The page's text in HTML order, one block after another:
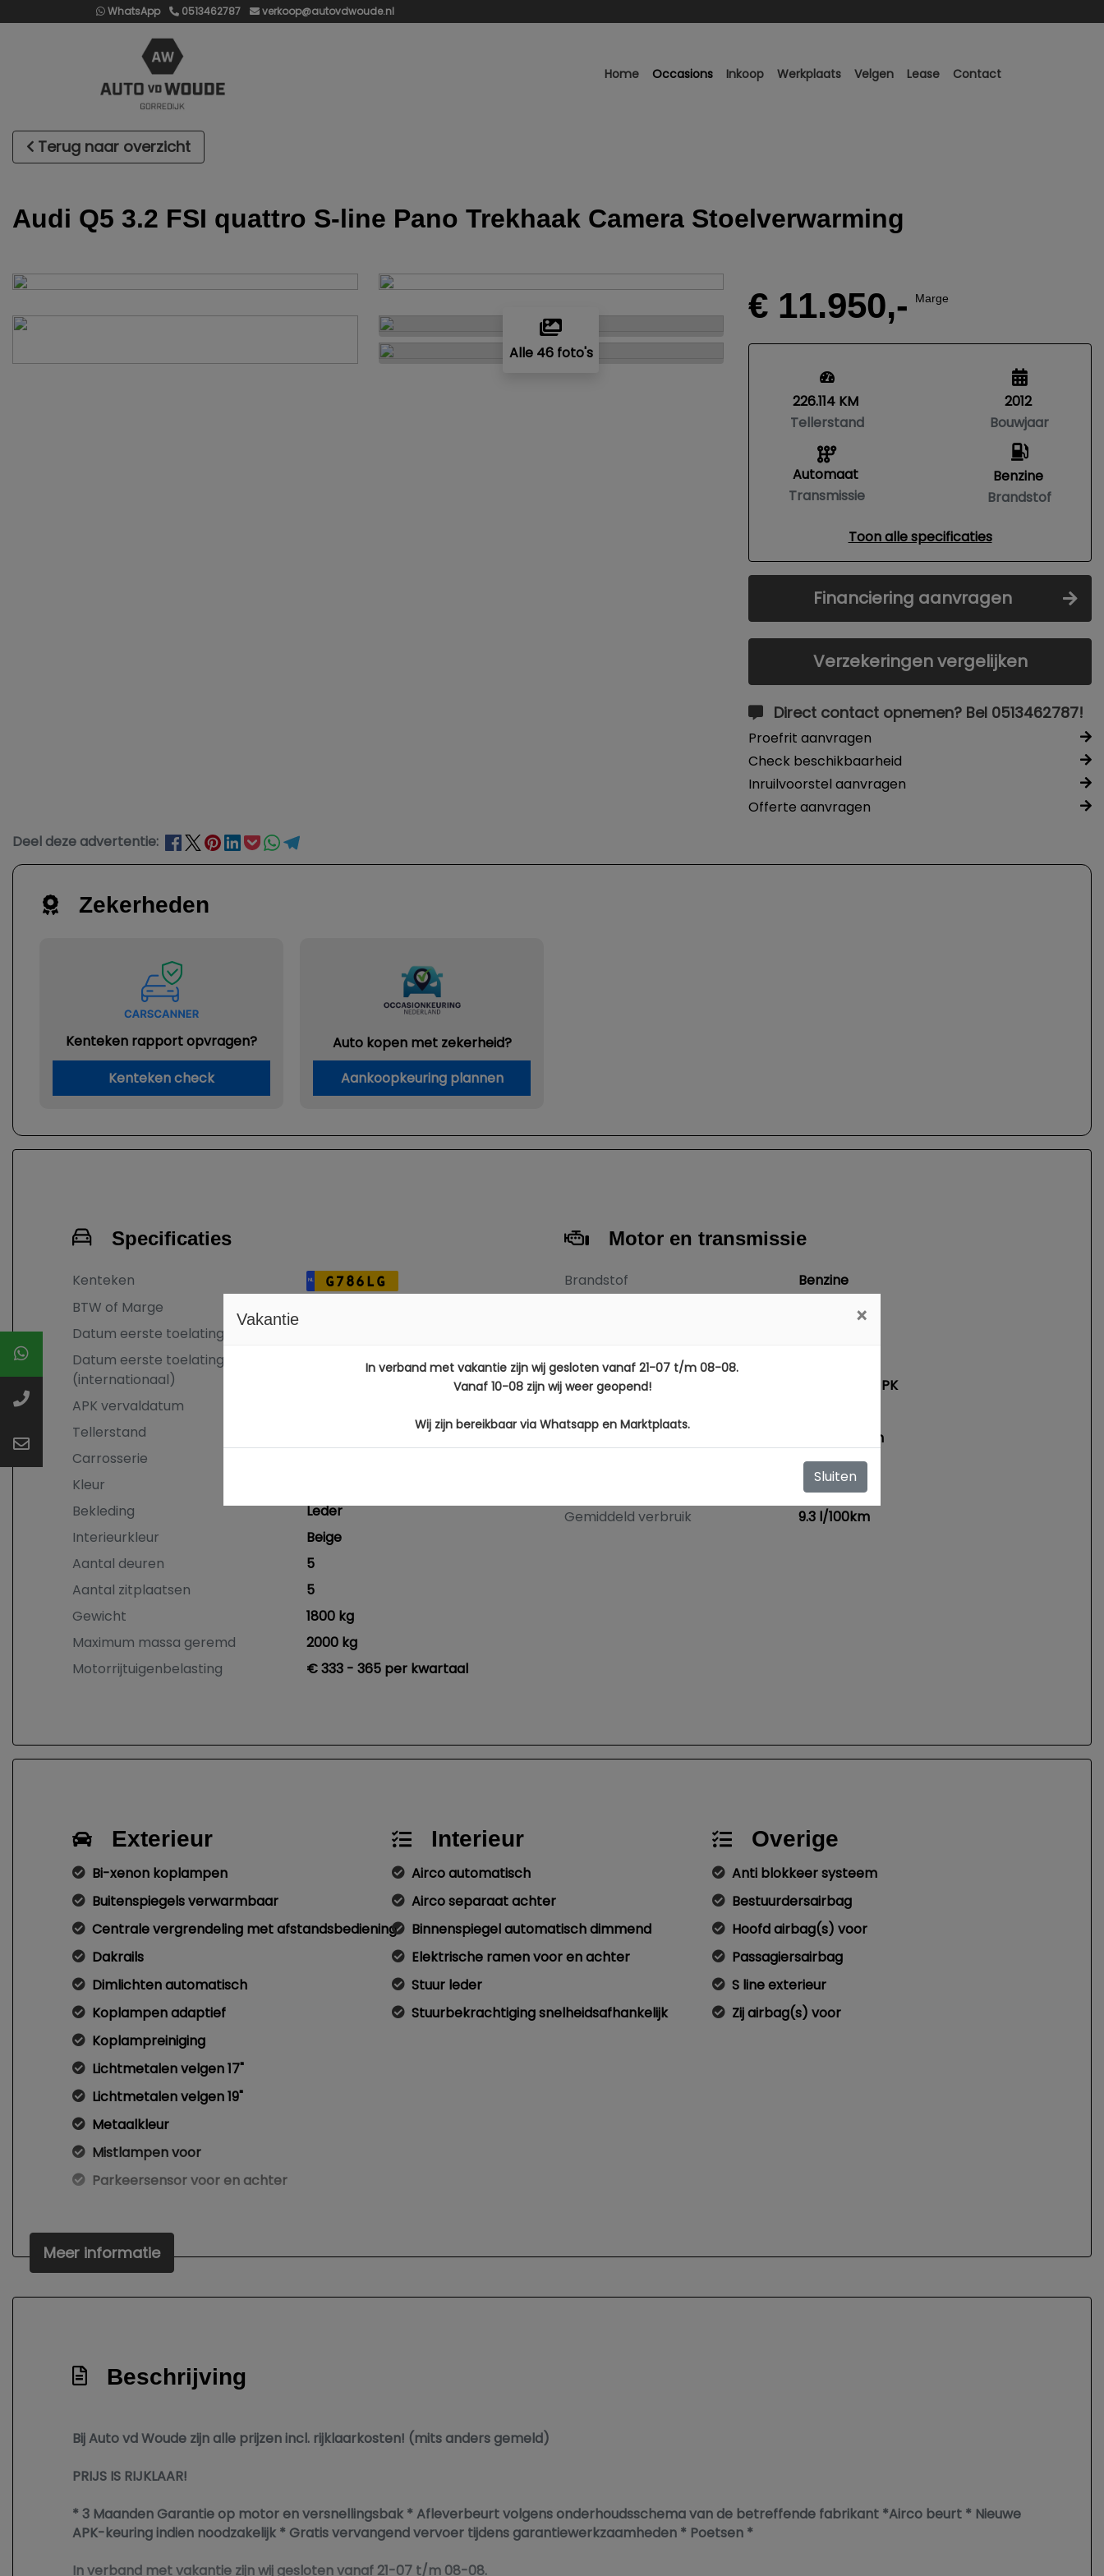
WhatsApp 0513462787 verkoop@autovdwoude.nl
Home Occasions Inkoop Werkplaats Velgen Lease Contact
Terug naar overzicht
Audi Q5 3.2 FSI quattro S-line Pano Trekhaak Camera Stoelverwarming
Alle 46 foto's
€ 11.950,- Marge
226.114 KM
Tellerstand
Automaat
Transmissie
2012
Bouwjaar
Benzine
Brandstof
Toon alle specificaties
Financiering aanvragen
Verzekeringen vergelijken
Direct contact opnemen? Bel 0513462787!
Proefrit aanvragen
Check beschikbaarheid
Inruilvoorstel aanvragen
Offerte aanvragen
Deel deze advertentie:
Zekerheden
Kenteken rapport opvragen?
Kenteken check
Auto kopen met zekerheid?
Aankoopkeuring plannen
Specificaties
Kenteken NL G786LG
BTW of Marge
Datum eerste toelating
Datum eerste toelating
(internationaal)
27-03-2012
APK vervaldatum
Tellerstand
Carrosserie
Kleur
Bekleding
Leder
Interieurkleur
Beige
Aantal deuren
5
Aantal zitplaatsen
5
Gewicht
1800 kg
Maximum massa geremd
2000 kg
Motorrijtuigenbelasting
€ 333 - 365 per kwartaal
Motor en transmissie
Brandstof
Benzine
Automaat
Cilinderinhoud
Vermogen
199 kW / 270 PK
Acceleratie (0-100 km/h)
6.9 seconden
6500 RPM
330 Nm
Gemiddeld verbruik
9.3 l/100km
Exterieur
Bi-xenon koplampen
Buitenspiegels verwarmbaar
Centrale vergrendeling met afstandsbediening
Dakrails
Dimlichten automatisch
Koplampen adaptief
Koplampreiniging
Lichtmetalen velgen 17"
Lichtmetalen velgen 19"
Metaalkleur
Mistlampen voor
Parkeersensor voor en achter
Interieur
Airco automatisch
Airco separaat achter
Binnenspiegel automatisch dimmend
Elektrische ramen voor en achter
Stuur leder
Stuurbekrachtiging snelheidsafhankelijk
Overige
Anti blokkeer systeem
Bestuurdersairbag
Hoofd airbag(s) voor
Passagiersairbag
S line exterieur
Zij airbag(s) voor
Meer informatie
Beschrijving
Bij Auto vd Woude zijn alle prijzen incl. rijklaarkosten! (mits anders gemeld)
PRIJS IS RIJKLAAR!
* 3 Maanden Garantie op motor en versnellingsbak * Afleverbeurt volgens onderhoudsschema van de betreffende fabrikant *Airco beurt * Nieuwe
APK-keuring indien noodzakelijk * Gratis vervangend vervoer tijdens garantiewerkzaamheden * Poetsen *
In verband met vakantie zijn wij gesloten vanaf 21-07 t/m 08-08.
Vakantie ×
In verband met vakantie zijn wij gesloten vanaf 21-07 t/m 08-08.
Vanaf 10-08 zijn wij weer geopend!
Wij zijn bereikbaar via Whatsapp en Marktplaats.
Sluiten